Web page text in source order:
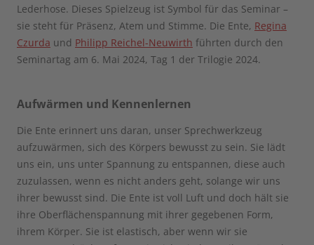
Lederhose. Dieses Spielzeug ist Symbol für das Seminar –
sie steht für Präsenz, Atem und Stimme. Die Ente, Regina
Czurda und Philipp Reichel-Neuwirth führten durch den
Seminartag am 6. Mai 2024, Tag 1 der Trilogie 2024.
Aufwärmen und Kennenlernen
Die Ente erinnert uns daran, unser Sprechwerkzeug
aufzuwärmen, sich des Körpers bewusst zu sein. Sie lädt
uns ein, uns unter Spannung zu entspannen, diese auch
zuzulassen, wenn es nicht anders geht, solange wir uns
ihrer bewusst sind. Die Ente ist voll Luft und doch hält sie
ihre Oberflächenspannung mit ihrer gegebenen Form,
ihrem Körper. Sie ist elastisch, aber wenn wir sie